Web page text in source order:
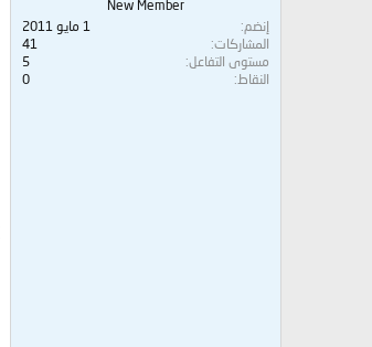
New Member
إنضم
1 مايو 2011
المشاركات
41
مستوى التفاعل
5
النقاط
0